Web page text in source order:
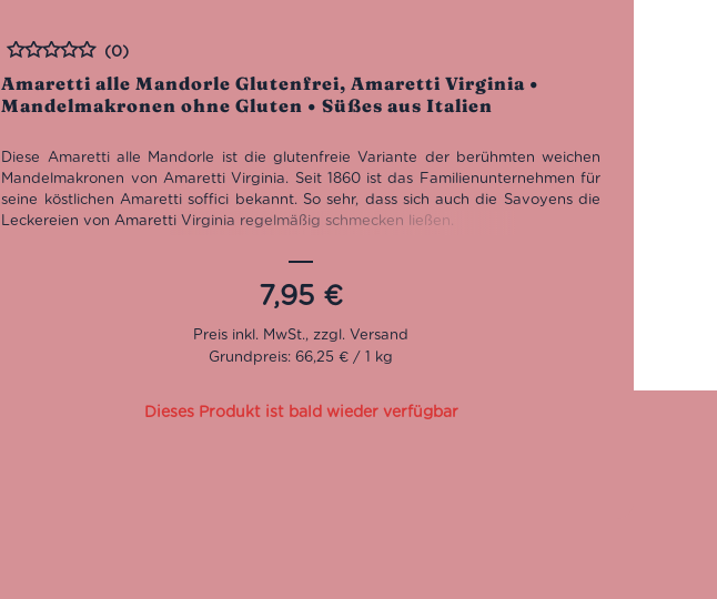
Amaretti alle Mandorle Glutenfrei, Amaretti Virginia •
Mandelmakronen ohne Gluten • Süßes aus Italien
Bewertet
(0)
Diese Amaretti alle Mandorle ist die glutenfreie Variante der berühmten weichen
Mandelmakronen von Amaretti Virginia. Seit 1860 ist das Familienunternehmen für
seine köstlichen Amaretti soffici bekannt. So sehr, dass sich auch die Savoyens die
Leckereien von Amaretti Virginia regelmäßig schmecken ließen.
7,95 €
Grundpreis: 66,25 € / 1 kg
Dieses Produkt ist bald wieder verfügbar